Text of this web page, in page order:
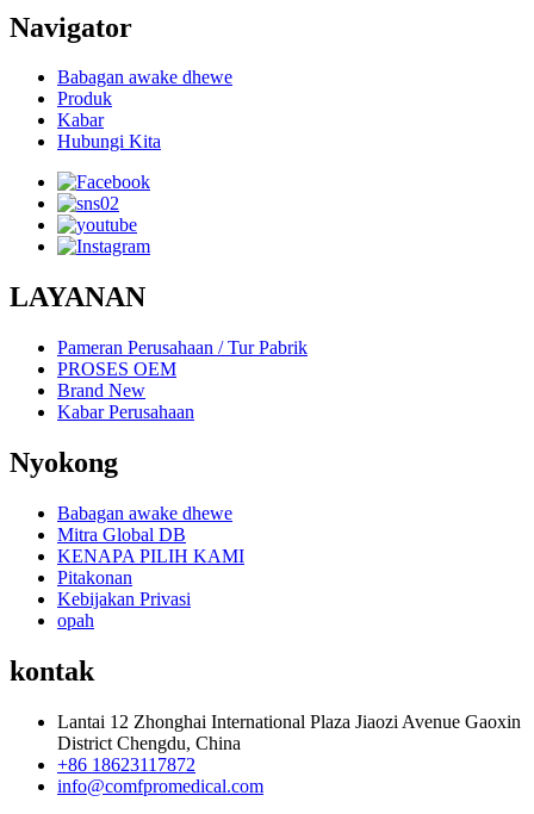
Navigator
Babagan awake dhewe
Produk
Kabar
Hubungi Kita
LAYANAN
Pameran Perusahaan / Tur Pabrik
PROSES OEM
Brand New
Kabar Perusahaan
Nyokong
Babagan awake dhewe
Mitra Global DB
KENAPA PILIH KAMI
Pitakonan
Kebijakan Privasi
opah
kontak
Lantai 12 Zhonghai International Plaza Jiaozi Avenue Gaoxin
District Chengdu, China
+86 18623117872
info@comfpromedical.com